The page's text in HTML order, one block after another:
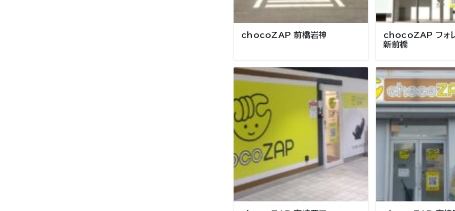
chocoZAP 前橋岩神
chocoZAP フォレ
新前橋